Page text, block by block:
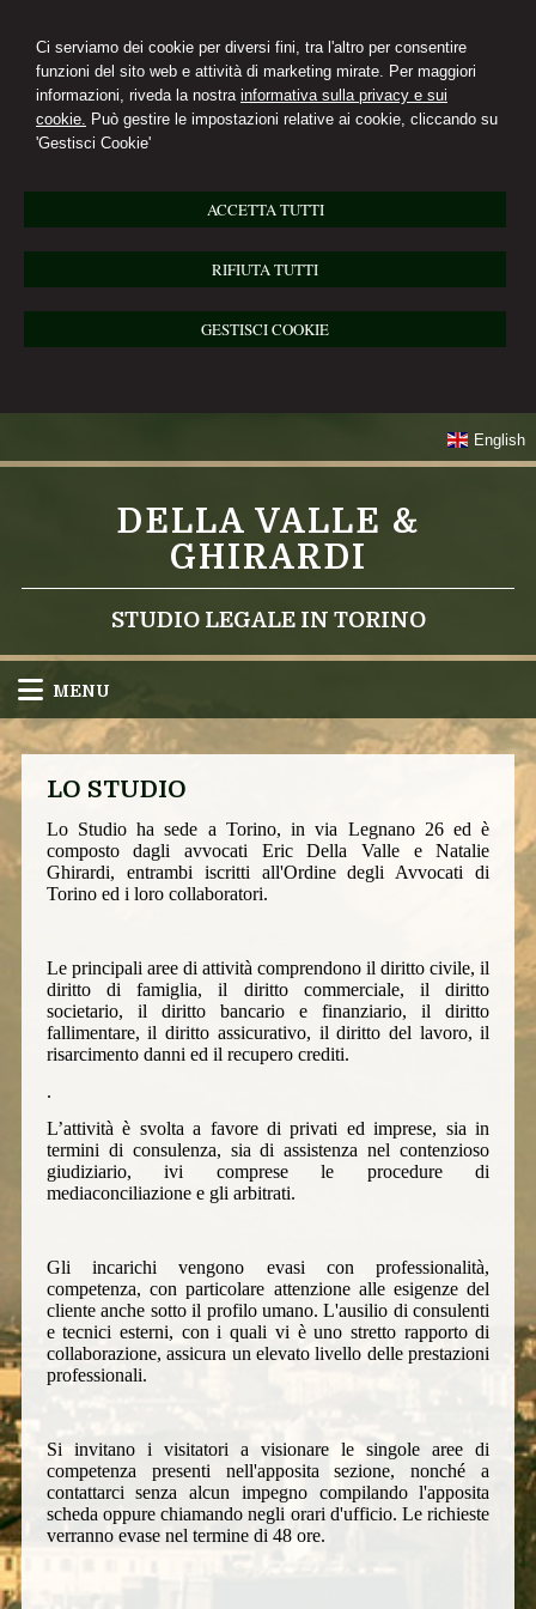
Ci serviamo dei cookie per diversi fini, tra l'altro per consentire
funzioni del sito web e attività di marketing mirate. Per maggiori
informazioni, riveda la nostra informativa sulla privacy e sui
cookie. Può gestire le impostazioni relative ai cookie, cliccando su
'Gestisci Cookie'
ACCETTA TUTTI
RIFIUTA TUTTI
GESTISCI COOKIE
English
DELLA VALLE &
GHIRARDI
STUDIO LEGALE IN TORINO
MENU
LO STUDIO
Lo Studio ha sede a Torino, in via Legnano 26 ed è
composto dagli avvocati Eric Della Valle e Natalie
Ghirardi, entrambi iscritti all'Ordine degli Avvocati di
Torino ed i loro collaboratori.
Le principali aree di attività comprendono il diritto civile, il
diritto di famiglia, il diritto commerciale, il diritto
societario, il diritto bancario e finanziario, il diritto
fallimentare, il diritto assicurativo, il diritto del lavoro, il
risarcimento danni ed il recupero crediti.
.
L’attività è svolta a favore di privati ed imprese, sia in
termini di consulenza, sia di assistenza nel contenzioso
giudiziario, ivi comprese le procedure di
mediaconciliazione e gli arbitrati.
Gli incarichi vengono evasi con professionalità,
competenza, con particolare attenzione alle esigenze del
cliente anche sotto il profilo umano. L'ausilio di consulenti
e tecnici esterni, con i quali vi è uno stretto rapporto di
collaborazione, assicura un elevato livello delle prestazioni
professionali.
Si invitano i visitatori a visionare le singole aree di
competenza presenti nell'apposita sezione, nonché a
contattarci senza alcun impegno compilando l'apposita
scheda oppure chiamando negli orari d'ufficio. Le richieste
verranno evase nel termine di 48 ore.